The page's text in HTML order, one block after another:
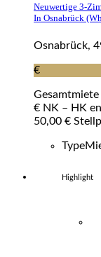
Neuwertige 3-
In Osnabrück
Osnabrück,
€
€ NK – HK
50,00 €
Type
Highlight